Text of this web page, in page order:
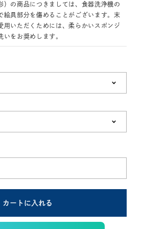
）の商品につきましては、食器洗浄機の
絵具部分を傷めることがございます。末
用いただくためには、柔らかいスポンジ
いをお奨めします。
カートに入れる